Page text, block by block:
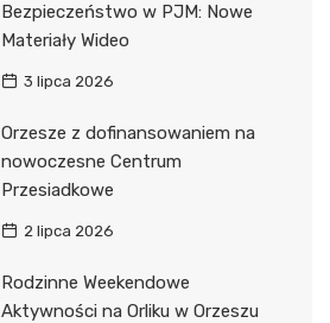
Bezpieczeństwo w PJM: Nowe
Materiały Wideo
3 lipca 2026
Orzesze z dofinansowaniem na
nowoczesne Centrum
Przesiadkowe
2 lipca 2026
Rodzinne Weekendowe
Aktywności na Orliku w Orzeszu